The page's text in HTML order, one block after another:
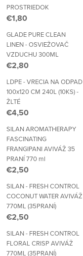
PROSTRIEDOK
€1,80
GLADE PURE CLEAN
LINEN - OSVIEŽOVAČ
VZDUCHU 300ML
€2,80
LDPE - VRECIA NA ODPAD
100x120 CM 240L (10KS) -
ŽLTÉ
€4,50
SILAN AROMATHERAPY
FASCINATING
FRANGIPANI AVIVÁŽ 35
PRANÍ 770 ml
€2,50
SILAN - FRESH CONTROL
COCONUT WATER AVIVÁŽ
770ML (35PRANÍ)
€2,50
SILAN - FRESH CONTROL
FLORAL CRISP AVIVÁŽ
770ML (35PRANÍ)